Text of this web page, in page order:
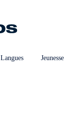
Langues Jeunesse